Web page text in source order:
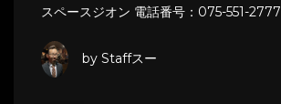
スペースジオン 電話番号：075-551-2777
by Staffスー